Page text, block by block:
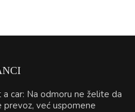
a car: Na odmoru ne želite da
prevoz, već uspomene